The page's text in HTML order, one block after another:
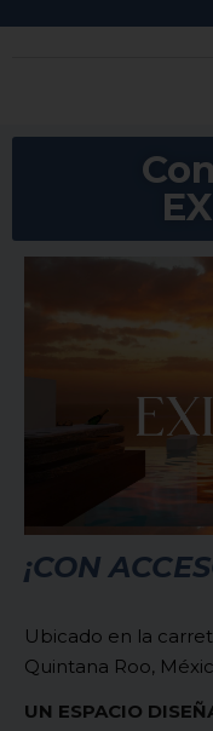
¡CON
Ubicado en la
Quintana Roo,
UN ESPACIO